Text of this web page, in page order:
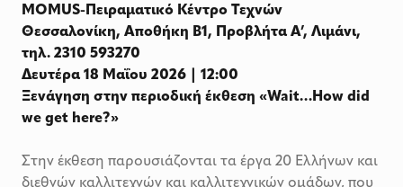
MOMUS-Πειραματικό Κέντρο Τεχνών
Θεσσαλονίκη, Αποθήκη Β1, Προβλήτα Α’, Λιμάνι,
τηλ. 2310 593270
Δευτέρα 18 Μαΐου 2026 | 12:00
Ξενάγηση στην περιοδική έκθεση «Wait…How did
we get here?»
Στην έκθεση παρουσιάζονται τα έργα 20 Ελλήνων και
διεθνών καλλιτεχνών και καλλιτεχνικών ομάδων, που